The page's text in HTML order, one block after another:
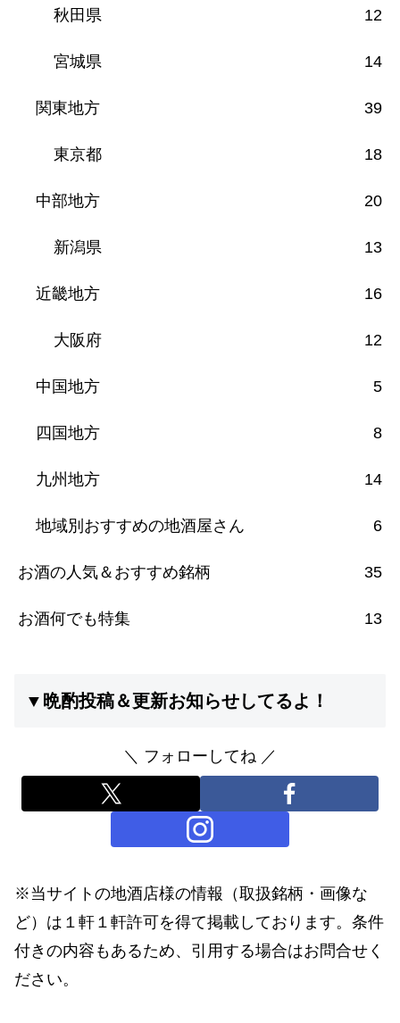
秋田県 12
宮城県 14
関東地方 39
東京都 18
中部地方 20
新潟県 13
近畿地方 16
大阪府 12
中国地方 5
四国地方 8
九州地方 14
地域別おすすめの地酒屋さん 6
お酒の人気＆おすすめ銘柄 35
お酒何でも特集 13
▼晩酌投稿＆更新お知らせしてるよ！
＼ フォローしてね ／
※当サイトの地酒店様の情報（取扱銘柄・画像な
ど）は１軒１軒許可を得て掲載しております。条件
付きの内容もあるため、引用する場合はお問合せく
ださい。